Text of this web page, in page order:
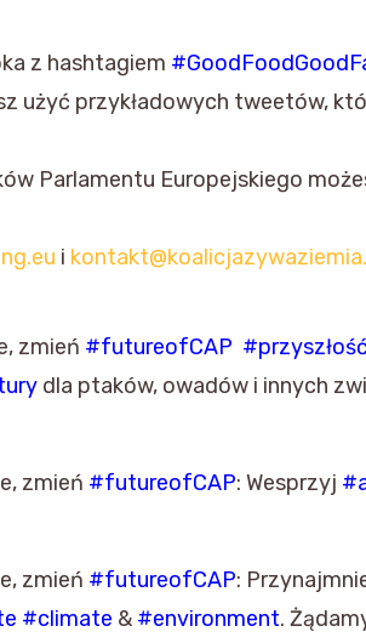
z hashtagiem
użyć przykładowych tweetów,
Parlamentu Europejskiego
i
zmień #futureofCAP
dla ptaków, owadów i innych
zmień #futureofCAP: Wesprzyj
zmień #futureofCAP:
#climate & #environment.